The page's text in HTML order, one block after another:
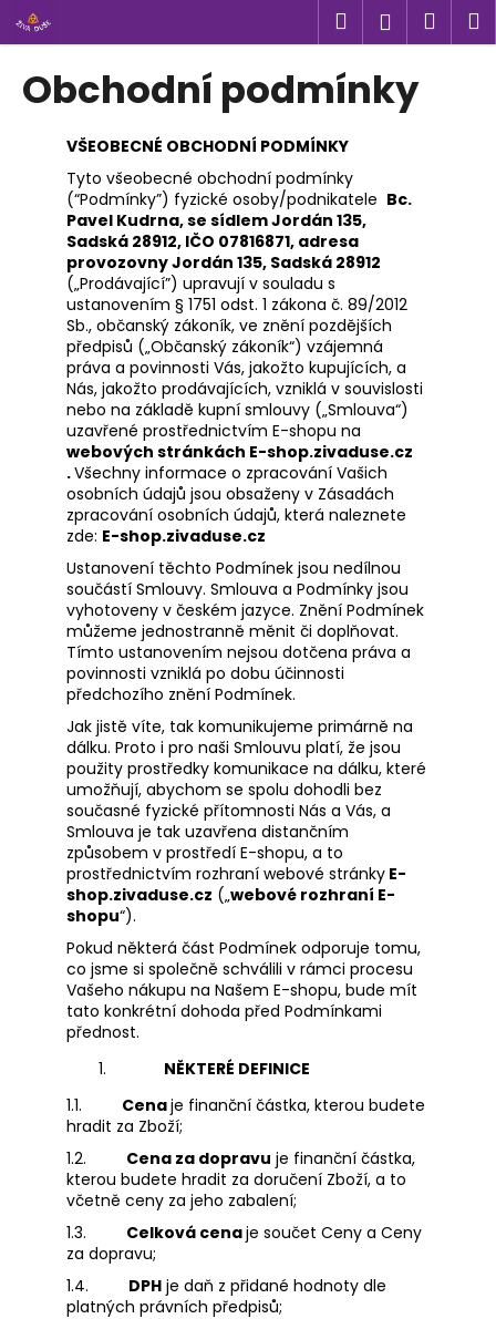
Přejít
na
obsah
Hledat
Obchodní podmínky
VŠEOBECNÉ OBCHODNÍ PODMÍNKY
Tyto všeobecné obchodní podmínky
(“Podmínky”) fyzické osoby/podnikatele Bc.
Pavel Kudrna, se sídlem Jordán 135,
Sadská 28912, IČO 07816871, adresa
provozovny Jordán 135, Sadská 28912
(„Prodávající”) upravují v souladu s
ustanovením § 1751 odst. 1 zákona č. 89/2012
Sb., občanský zákoník, ve znění pozdějších
předpisů („Občanský zákoník“) vzájemná
práva a povinnosti Vás, jakožto kupujících, a
Nás, jakožto prodávajících, vzniklá v souvislosti
nebo na základě kupní smlouvy („Smlouva“)
uzavřené prostřednictvím E-shopu na
webových stránkách E-shop.zivaduse.cz
.Všechny informace o zpracování Vašich
osobních údajů jsou obsaženy v Zásadách
zpracování osobních údajů, která naleznete
zde: E-shop.zivaduse.cz
Ustanovení těchto Podmínek jsou nedílnou
součástí Smlouvy. Smlouva a Podmínky jsou
vyhotoveny v českém jazyce. Znění Podmínek
můžeme jednostranně měnit či doplňovat.
Tímto ustanovením nejsou dotčena práva a
povinnosti vzniklá po dobu účinnosti
předchozího znění Podmínek.
Jak jistě víte, tak komunikujeme primárně na
dálku. Proto i pro naši Smlouvu platí, že jsou
použity prostředky komunikace na dálku, které
umožňují, abychom se spolu dohodli bez
současné fyzické přítomnosti Nás a Vás, a
Smlouva je tak uzavřena distančním
způsobem v prostředí E-shopu, a to
prostřednictvím rozhraní webové stránky E-
shop.zivaduse.cz („webové rozhraní E-
shopu“).
Pokud některá část Podmínek odporuje tomu,
co jsme si společně schválili v rámci procesu
Vašeho nákupu na Našem E-shopu, bude mít
tato konkrétní dohoda před Podmínkami
přednost.
NĚKTERÉ DEFINICE
1.1.
Cenaje finanční částka, kterou budete
hradit za Zboží;
1.2.
Cena za dopravu je finanční částka,
kterou budete hradit za doručení Zboží, a to
včetně ceny za jeho zabalení;
1.3.
Celková cenaje součet Ceny a Ceny
za dopravu;
1.4.
DPH je daň z přidané hodnoty dle
platných právních předpisů;
o
HLEDAT
SOULAD